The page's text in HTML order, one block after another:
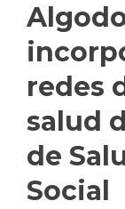
redes
salud
de
Social